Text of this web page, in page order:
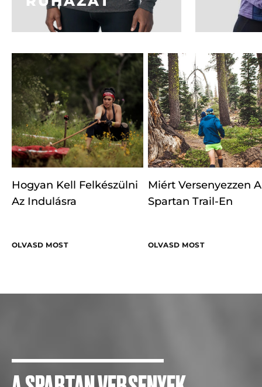
Hogyan Kell Felkészülni
Az Indulásra
OLVASD MOST
Miért Versenyezzen A
Spartan Trail-En
OLVASD MOST